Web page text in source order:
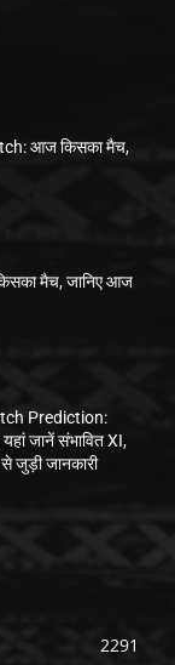
आज किसका मैच,
मैच, जानिए आज
Prediction:
जानें संभावित XI,
से जुड़ी जानकारी
2291